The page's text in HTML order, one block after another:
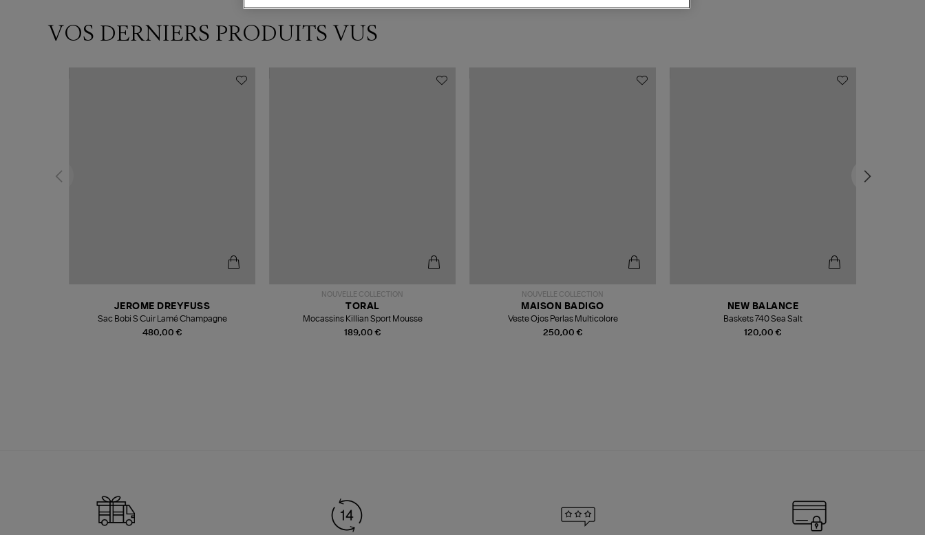
VOS DERNIERS PRODUITS VUS
480,00 €
JEROME DREYFUSS
Sac Bobi S Cuir Lamé Champagne
NOUVELLE COLLECTION
189,00 €
TORAL
Mocassins Killian Sport Mousse
NOUVELLE COLLECTION
250,00 €
MAISON BADIGO
Veste Ojos Perlas Multicolore
120,00 €
NEW BALANCE
Baskets 740 Sea Salt